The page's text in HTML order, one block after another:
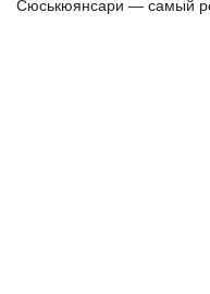
Сюськюянсари — самый